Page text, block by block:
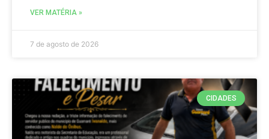
VER MATÉRIA »
7 de agosto de 2026
CIDADES